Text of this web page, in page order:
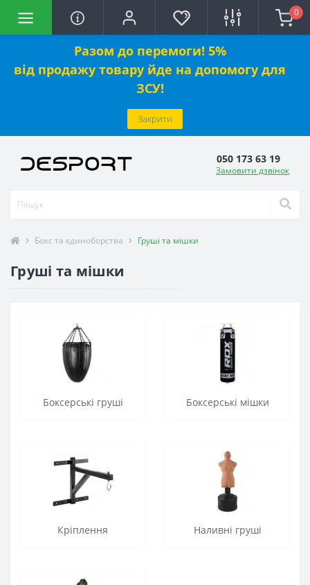
Разом до перемоги! 5%
від продажу товару йде на допомогу для
ЗСУ!
Закрити
0
050 173 63 19
Замовити дзвінок
Бокс та єдиноборства Груші та мішки
Груші та мішки
Боксерські груші Боксерські мішки
Кріплення Наливні груші